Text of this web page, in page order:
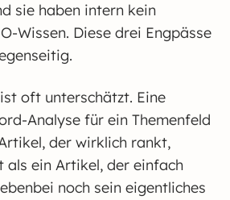
sie haben intern kein
Wissen. Diese drei Engpässe
oft unterschätzt. Eine
Analyse für ein Themenfeld
der wirklich rankt,
als ein Artikel, der einfach
noch sein eigentliches